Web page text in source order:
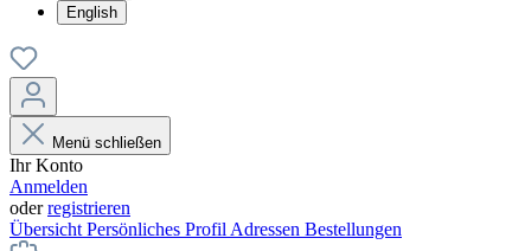
English
Menü schließen
Ihr Konto
Anmelden
oderregistrieren
Übersicht Persönliches Profil Adressen Bestellungen